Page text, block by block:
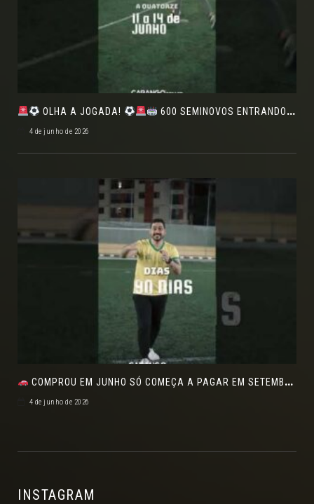
OLHA A JOGADA! 600 SEMINOVOS ENTRANDO EM CAMPO NO FEIRÃO DE VERDADE!
4 de junho de 2026
COMPROU EM JUNHO SÓ COMEÇA A PAGAR EM SETEMBRO!NO FEIRÃO DE VERDADE EM ARACJU
4 de junho de 2026
INSTAGRAM